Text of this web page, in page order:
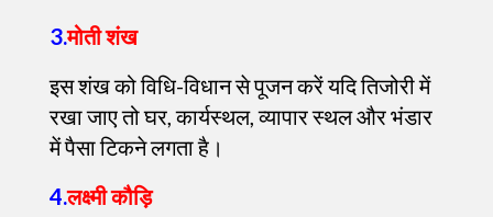
3.मोती शंख
इस शंख को विधि-विधान से पूजन करें यदि तिजोरी में
रखा जाए तो घर, कार्यस्थल, व्यापार स्थल और भंडार
में पैसा टिकने लगता है।
4.लक्ष्मी कौड़ि